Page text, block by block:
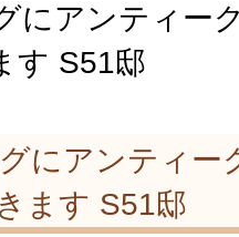
にアンティー
す S51邸
にアンティー
ます S51邸